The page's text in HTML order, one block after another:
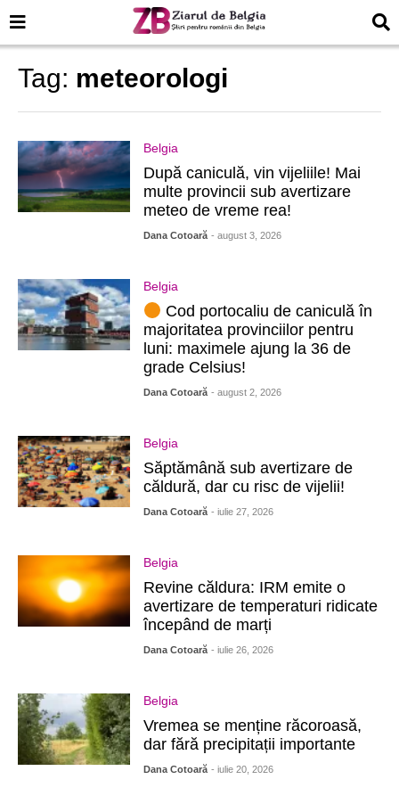
Tag: meteorologi
Belgia
După caniculă, vin vijeliile! Mai
multe provincii sub avertizare
meteo de vreme rea!
Dana Cotoară - august 3, 2026
Belgia
Cod portocaliu de caniculă în
majoritatea provinciilor pentru
luni: maximele ajung la 36 de
grade Celsius!
Dana Cotoară - august 2, 2026
Belgia
Săptămână sub avertizare de
căldură, dar cu risc de vijelii!
Dana Cotoară - iulie 27, 2026
Belgia
Revine căldura: IRM emite o
avertizare de temperaturi ridicate
începând de marți
Dana Cotoară - iulie 26, 2026
Belgia
Vremea se menține răcoroasă,
dar fără precipitații importante
Dana Cotoară - iulie 20, 2026